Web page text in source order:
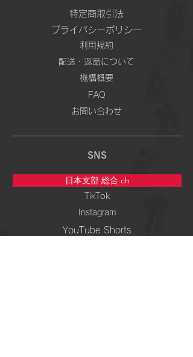
特定商取引法
プライバシーポリシー
利用規約
配送・返品について
機構概要
FAQ
お問い合わせ
SNS
日本支部 総合 ch
TikTok
Instagram
YouTube Shorts